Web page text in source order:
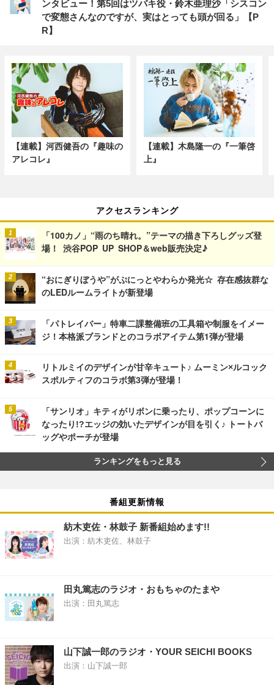
ンタビュー！第5回はツバキ役・鈴木亜理沙「シスコン
で変態さんなのですが、実はとっても頭が回る」【P
R】
【連載】河西健吾の『趣味の
アレコレ』
【連載】木島隆一の『一筆啓
上』
アクセスランキング
「100カノ」“雨のち晴れ。”テーマの描き下ろしグッズ登
場！ 渋谷POP UP SHOP＆web販売決定♪
“おにぎりぼうや”がぷにっとやわらか発光☆ 存在感抜群な
のLEDルームライトが新登場
「パトレイバー」特車二課整備班の工具箱や制服をイメー
ジ！本格派ブランドとのコラボアイテム第1弾が登場
リトルミイのデザインが甘辛キュート♪ ムーミン×ルコック
スポルティフのコラボ第3弾が登場！
「サンリオ」キティがリボンに乗ったり、ポップコーンに
なったり!?エッジの効いたデザインが目を引く♪ トートバ
ッグやポーチが登場
ランキングをもっと見る
番組更新情報
紡木吏佐・林鼓子 新番組始めます!!
出演：紡木吏佐、林鼓子
田丸篤志のラジオ・おもちゃのたまや
出演：田丸篤志
山下誠一郎のラジオ・YOUR SEICHI BOOKS
出演：山下誠一郎